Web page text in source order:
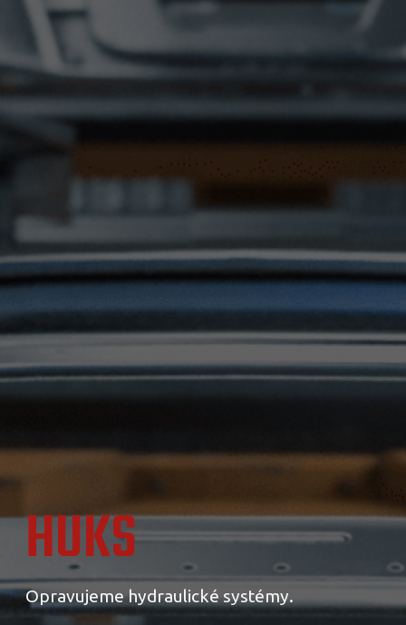
HUKS
Opravujeme hydraulické systémy.